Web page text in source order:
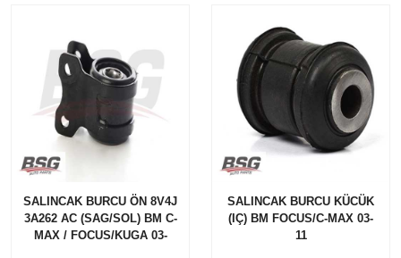
SALINCAK BURCU ÖN 8V4J
3A262 AC (SAG/SOL) BM C-
MAX / FOCUS/KUGA 03-
SALINCAK BURCU KÜCÜK
(IÇ) BM FOCUS/C-MAX 03-
11